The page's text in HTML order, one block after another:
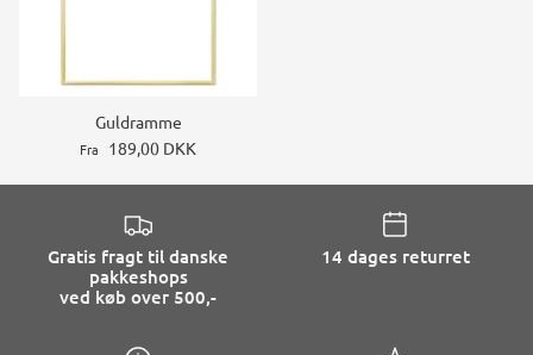
Guldramme
Fra 189,00 DKK
Gratis fragt til danske
pakkeshops
ved køb over 500,-
14 dages returret